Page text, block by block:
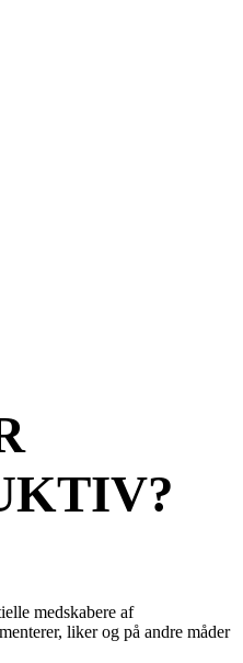
medskabere af
liker og på andre måder